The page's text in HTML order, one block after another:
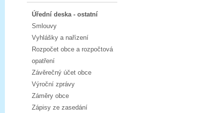
Úřední deska - ostatní
Smlouvy
Vyhlášky a nařízení
Rozpočet obce a rozpočtová
opatření
Závěrečný účet obce
Výroční zprávy
Záměry obce
Zápisy ze zasedání